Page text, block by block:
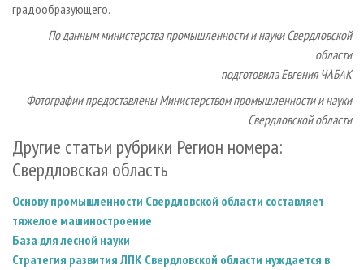
градообразующего.
По данным министерства промышленности и науки Свердловской
области
подготовила Евгения ЧАБАК
Фотографии предоставлены Министерством промышленности и науки
Свердловской области
Другие статьи рубрики Регион номера:
Свердловская область
Основу промышленности Свердловской области составляет
тяжелое машиностроение
База для лесной науки
Стратегия развития ЛПК Свердловской области нуждается в